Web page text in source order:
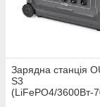
Зарядна станція
S3
(LiFePO4/3600Вт-